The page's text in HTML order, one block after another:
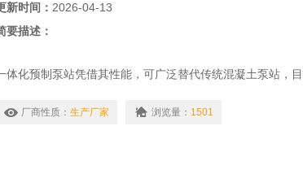
新时间： 2026-04-13
要描述：
体化预制泵站凭借其性能，可广泛替代传统混凝土泵站，
升、下立交排水、铁路与公路排水、原水取水以及建筑给水与
厂商性质： 生产厂家 浏览量： 1501